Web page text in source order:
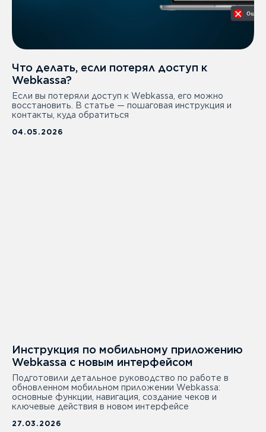
Что делать, если потерял доступ к
Webkassa?
Если вы потеряли доступ к Webkassa, его можно
восстановить. В статье — пошаговая инструкция и
контакты, куда обратиться
04.05.2026
Инструкция по мобильному приложению
Webkassa с новым интерфейсом
Подготовили детальное руководство по работе в
обновленном мобильном приложении Webkassa:
основные функции, навигация, создание чеков и
ключевые действия в новом интерфейсе
27.03.2026